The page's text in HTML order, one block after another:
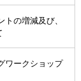
の増減及び、
ワークショップ